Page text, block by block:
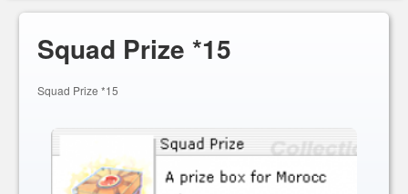
Squad Prize *15
Squad Prize *15